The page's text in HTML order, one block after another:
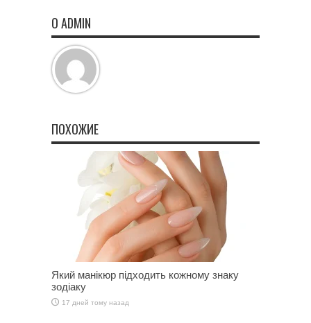
О ADMIN
ПОХОЖИЕ
Який манікюр підходить кожному знаку
зодіаку
17 дней тому назад